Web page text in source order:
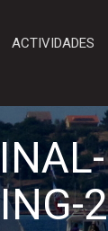
ACTIVIDADES